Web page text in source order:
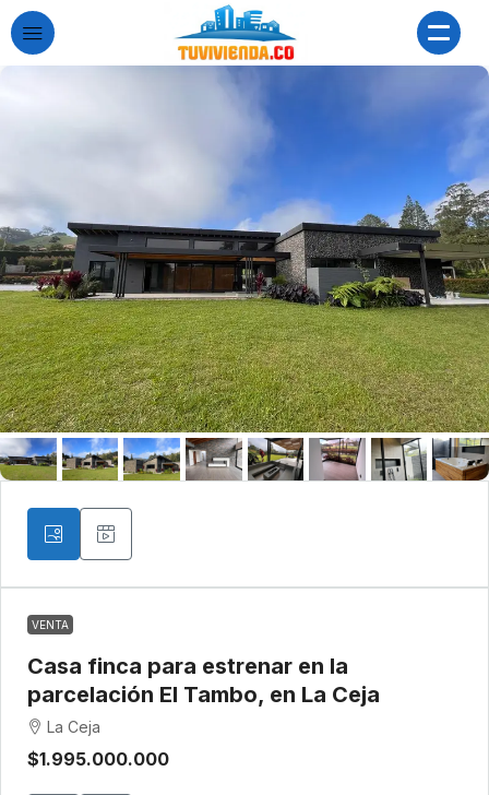
VENTA
Casa finca para estrenar en la
parcelación El Tambo, en La Ceja
La Ceja
$1.995.000.000